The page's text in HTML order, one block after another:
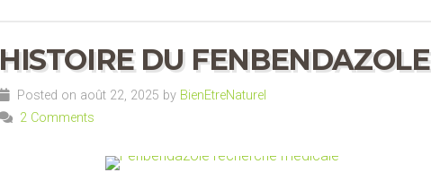
HISTOIRE DU FENBENDAZOLE
Posted on août 22, 2025 by BienEtreNaturel
2 Comments